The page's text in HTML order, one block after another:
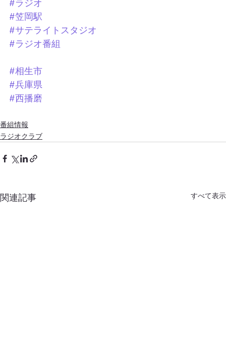
#ラジオ
#笠岡駅
#サテライトスタジオ
#ラジオ番組
#相生市
#兵庫県
#西播磨
番組情報
ラジオクラブ
関連記事 すべて表示